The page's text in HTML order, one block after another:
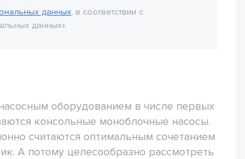
данных, в соответствии с
данных».
оборудованием в числе первых
консольные моноблочные насосы.
считаются оптимальным сочетанием
А потому целесообразно рассмотреть